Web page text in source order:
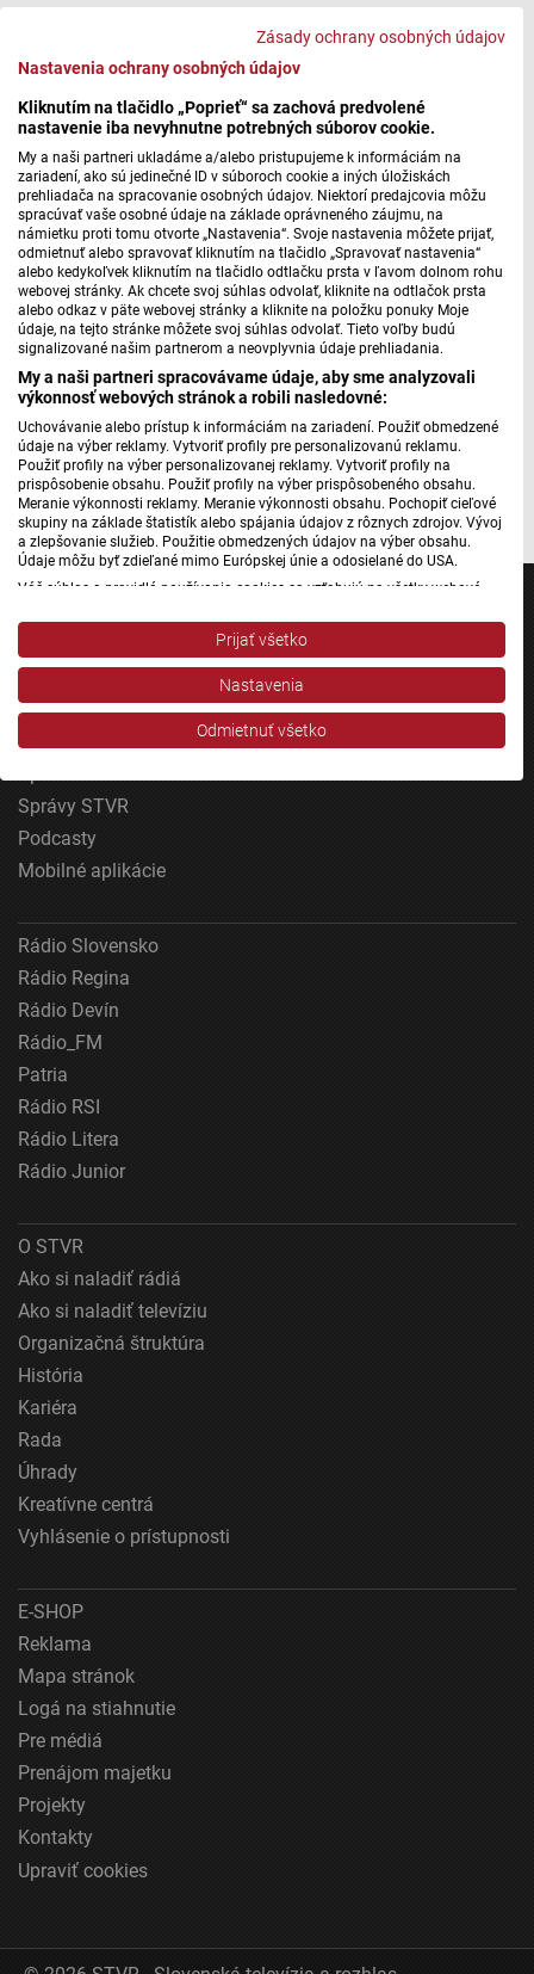
Zásady ochrany osobných údajov
Nastavenia ochrany osobných údajov
Kliknutím na tlačidlo „Poprieť“ sa zachová predvolené
nastavenie iba nevyhnutne potrebných súborov cookie.
My a naši partneri ukladáme a/alebo pristupujeme k informáciám na
zariadení, ako sú jedinečné ID v súboroch cookie a iných úložiskách
prehliadača na spracovanie osobných údajov. Niektorí predajcovia môžu
spracúvať vaše osobné údaje na základe oprávneného záujmu, na
námietku proti tomu otvorte „Nastavenia“. Svoje nastavenia môžete prijať,
odmietnuť alebo spravovať kliknutím na tlačidlo „Spravovať nastavenia“
alebo kedykoľvek kliknutím na tlačidlo odtlačku prsta v ľavom dolnom rohu
webovej stránky. Ak chcete svoj súhlas odvolať, kliknite na odtlačok prsta
alebo odkaz v päte webovej stránky a kliknite na položku ponuky Moje
údaje, na tejto stránke môžete svoj súhlas odvolať. Tieto voľby budú
signalizované našim partnerom a neovplyvnia údaje prehliadania.
My a naši partneri spracovávame údaje, aby sme analyzovali
výkonnosť webových stránok a robili nasledovné:
Uchovávanie alebo prístup k informáciám na zariadení. Použiť obmedzené
údaje na výber reklamy. Vytvoriť profily pre personalizovanú reklamu.
Použiť profily na výber personalizovanej reklamy. Vytvoriť profily na
prispôsobenie obsahu. Použiť profily na výber prispôsobeného obsahu.
Meranie výkonnosti reklamy. Meranie výkonnosti obsahu. Pochopiť cieľové
skupiny na základe štatistík alebo spájania údajov z rôznych zdrojov. Vývoj
a zlepšovanie služieb. Použitie obmedzených údajov na výber obsahu.
Údaje môžu byť zdieľané mimo Európskej únie a odosielané do USA.
Váš súhlas a pravidlá používania cookies sa vzťahujú na všetky webové
Stred, Rádio Regina Západ, Rádio Patria, Rádio Devín, RTVS, Hudobné
pozdravy, Rádio Slovensko, RSI Francais, RSI English, RSI Slovensky, Rádio
Junior, RSI, Rádio Regina Východ, Rádio_FM, RSI Espanol, NEV.
Zobraziť zoznam partnerov (1 predajcovia IAB)
Vaše údaje používame na nasledujúce účely:
zariadení
Použiť obmedzené údaje na výber reklamy
reklamy
Použiť profily na výber prispôsobeného obsahu
Meranie výkonnosti reklamy
Meranie výkonnosti obsahu
Pochopiť cieľové skupiny na základe štatistík
alebo spájania údajov z rôznych zdrojov
Použitie obmedzených údajov na výber obsahu
Špeciálne funkcie IAB:
Používanie presných údajov o geografickej
polohe
Identifikácia zariadení na základe aktívne
vyžiadaných informácií
Účely spracovania, ktoré nie sú v kompetencii IAB:
Nevyhnutné
Výkonostné
Funkčné
Reklama
Prijať všetko
Nastavenia
Odmietnuť všetko
sprievodcov v Bratislavskom kultúrnom a informačnom
stredisku, Martina Zániho, aj to, že už v stredoveku na
tomto mieste boli schody, ktoré viedli k hradnému
opevneniu, a už vtedy tam bola položená aj dlažba.
Prechádzka Nedbalovou ulicou v Bratislave II.
Máte problém s prehrávaním? Nahláste nám chybuv prehrávači.
Na konci Nedbalovej ulice, smerom k Laurinskej, stojí
objekt z obdobia slovenskej moderny, ktorý spoznáme
podľa pieskovcového obkladu, ten však mal imitovať
originál spišský travertín, ktorý je však oproti pieskovcu
drahší.
Autorka: Marcela Jedináková
Jednotka
Dvojka
24
Správy STVR
Podcasty
Mobilné aplikácie
Rádio Slovensko
Rádio Regina
Rádio Devín
Rádio_FM
Patria
Rádio RSI
Rádio Litera
Rádio Junior
O STVR
Ako si naladiť rádiá
Ako si naladiť televíziu
Organizačná štruktúra
História
Kariéra
Rada
Úhrady
Kreatívne centrá
Vyhlásenie o prístupnosti
E-SHOP
Reklama
Mapa stránok
Logá na stiahnutie
Pre médiá
Prenájom majetku
Projekty
Kontakty
Upraviť cookies